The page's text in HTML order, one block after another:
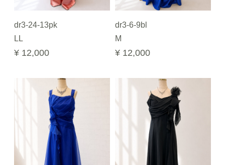
dr3-24-13pk
LL
¥ 12,000
dr3-6-9bl
M
¥ 12,000